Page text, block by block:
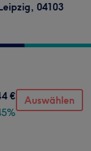
, 04103
€
Auswählen